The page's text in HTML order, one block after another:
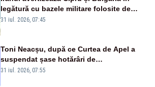
legătură cu bazele militare folosite de
SUA
31 iul. 2026, 07:45
Toni Neacșu, după ce Curtea de Apel a
suspendat șase hotărâri de
guvern:”Executivul condus de Bolojan și-
31 iul. 2026, 07:55